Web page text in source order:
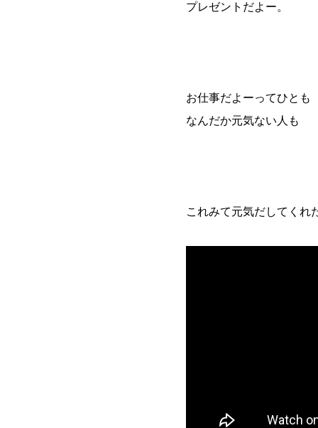
プレゼントだよー。
お仕事だよーってひとも
なんだか元気ない人も
これみて元気だしてくれ